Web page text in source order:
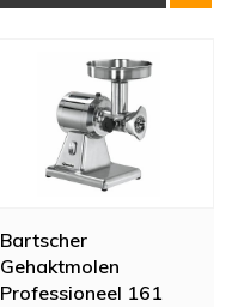
Bartscher
Gehaktmolen
Professioneel 161